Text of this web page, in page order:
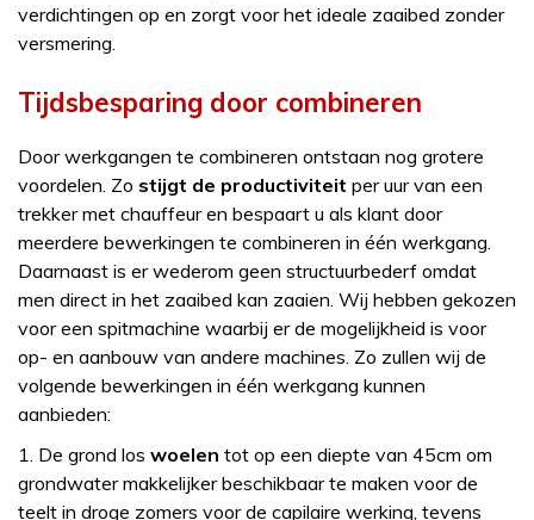
verdichtingen op en zorgt voor het ideale zaaibed zonder
versmering.
Tijdsbesparing door combineren
Door werkgangen te combineren ontstaan nog grotere
voordelen. Zo stijgt de productiviteit per uur van een
trekker met chauffeur en bespaart u als klant door
meerdere bewerkingen te combineren in één werkgang.
Daarnaast is er wederom geen structuurbederf omdat
men direct in het zaaibed kan zaaien. Wij hebben gekozen
voor een spitmachine waarbij er de mogelijkheid is voor
op- en aanbouw van andere machines. Zo zullen wij de
volgende bewerkingen in één werkgang kunnen
aanbieden:
1. De grond los woelen tot op een diepte van 45cm om
grondwater makkelijker beschikbaar te maken voor de
teelt in droge zomers voor de capilaire werking, tevens